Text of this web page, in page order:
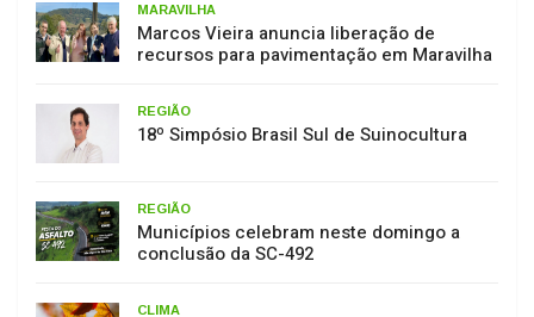
MARAVILHA
Marcos Vieira anuncia liberação de
recursos para pavimentação em Maravilha
REGIÃO
18º Simpósio Brasil Sul de Suinocultura
REGIÃO
Municípios celebram neste domingo a
conclusão da SC-492
CLIMA